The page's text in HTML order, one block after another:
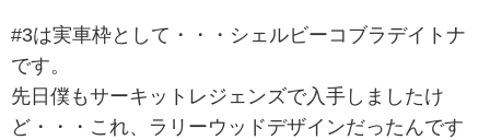
#3は実車枠として・・・シェルビーコブラデイトナ
です。
先日僕もサーキットレジェンズで入手しましたけ
ど・・・これ、ラリーウッドデザインだったんです